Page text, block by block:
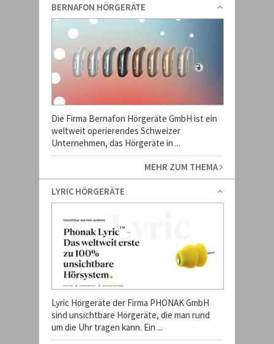
BERNAFON HÖRGERÄTE
Die Firma Bernafon Hörgeräte GmbH ist ein
weltweit operierendes Schweizer
Unternehmen, das Hörgeräte in ...
MEHR ZUM THEMA
LYRIC HÖRGERÄTE
Lyric Hörgeräte der Firma PHONAK GmbH
sind unsichtbare Hörgeräte, die man rund
um die Uhr tragen kann. Ein ...